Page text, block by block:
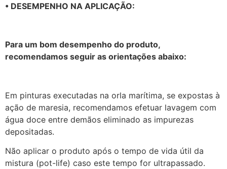
• DESEMPENHO NA APLICAÇÃO:
Para um bom desempenho do produto,
recomendamos seguir as orientações abaixo:
Em pinturas executadas na orla marítima, se expostas à
ação de maresia, recomendamos efetuar lavagem com
água doce entre demãos eliminado as impurezas
depositadas.
Não aplicar o produto após o tempo de vida útil da
mistura (pot-life) caso este tempo for ultrapassado.